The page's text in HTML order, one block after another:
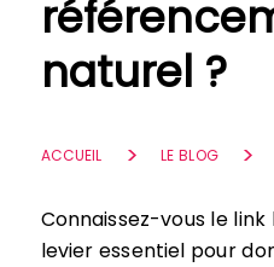
naturel ?
ACCUEIL LE BLOG
Connaissez-vous le link
levier essentiel pour